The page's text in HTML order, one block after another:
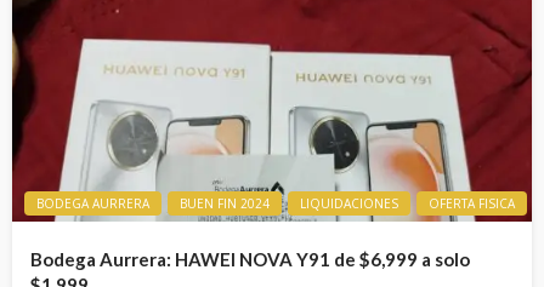
BODEGA AURRERA BUEN FIN 2024 LIQUIDACIONES OFERTA FISICA
Bodega Aurrera: HAWEI NOVA Y91 de $6,999 a solo